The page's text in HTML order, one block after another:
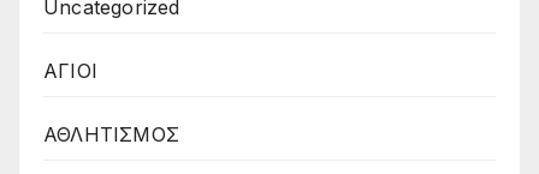
Uncategorized
ΑΓΙΟΙ
ΑΘΛΗΤΙΣΜΟΣ